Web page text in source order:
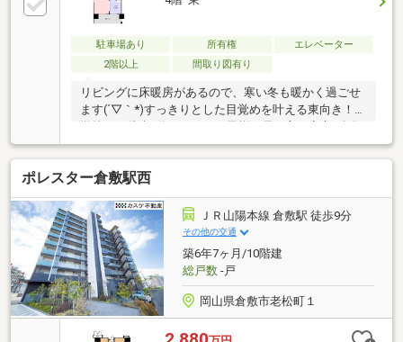
室内全体を温める床暖房付き.・エコジョーズ採用で、
快適で経済的な住まいを実現。・梅雨時や雨の日に重
宝する浴室換気乾燥機は、日々の家事をサポート。
駐車場あり 所有権
エレベーター
2階以上
間取り図有り
リビングに床暖房があるので、寒い冬も暖かく過ごせ
ます(´▽｀*)すっきりとした目覚めを叶える東向き！小
駅まで徒歩5分で通勤通学、お買い物にも便利な好立
地です♪・倉敷東小学校まで647ｍ 徒歩8分・東中学
校まで2197ｍ 徒歩27分・くらしき食彩館 倉敷天満屋
店まで351ｍ 徒歩4分・ローソン倉敷阿知2丁目店ま
で235ｍ 徒歩3分・倉敷中央病院まで993ｍ 徒歩12
分・倉敷駅前郵便局まで322ｍ 徒歩4分
ポレスター倉敷駅西
ＪＲ山陽本線 倉敷駅 徒歩9分
その他の交通
築6年7ヶ月/10階建
総戸数-戸
岡山県倉敷市老松町１